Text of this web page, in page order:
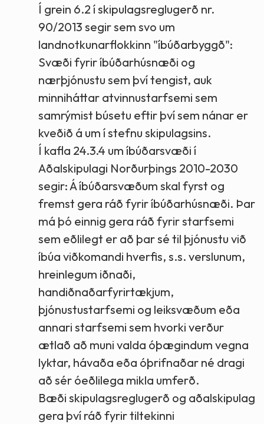
Í grein 6.2 í skipulagsreglugerð nr.
90/2013 segir sem svo um
landnotkunarflokkinn "íbúðarbyggð":
Svæði fyrir íbúðarhúsnæði og
nærþjónustu sem því tengist, auk
minniháttar atvinnustarfsemi sem
samrýmist búsetu eftir því sem nánar er
kveðið á um í stefnu skipulagsins.
Í kafla 24.3.4 um íbúðarsvæði í
Aðalskipulagi Norðurþings 2010-2030
segir: Á íbúðarsvæðum skal fyrst og
fremst gera ráð fyrir íbúðarhúsnæði. Þar
má þó einnig gera ráð fyrir starfsemi
sem eðlilegt er að þar sé til þjónustu við
íbúa viðkomandi hverfis, s.s. verslunum,
hreinlegum iðnaði,
handiðnaðarfyrirtækjum,
þjónustustarfsemi og leiksvæðum eða
annari starfsemi sem hvorki verður
ætlað að muni valda óþægindum vegna
lyktar, hávaða eða óþrifnaðar né dragi
að sér óeðlilega mikla umferð.
Bæði skipulagsreglugerð og aðalskipulag
gera því ráð fyrir tiltekinni